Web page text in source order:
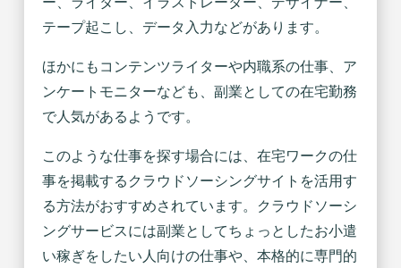
テープ起こし、データ入力などがあります。
ほかにもコンテンツライターや内職系の仕事、ア
ンケートモニターなども、副業としての在宅勤務
で人気があるようです。
このような仕事を探す場合には、在宅ワークの仕
事を掲載するクラウドソーシングサイトを活用す
る方法がおすすめされています。クラウドソーシ
ングサービスには副業としてちょっとしたお小遣
い稼ぎをしたい人向けの仕事や、本格的に専門的